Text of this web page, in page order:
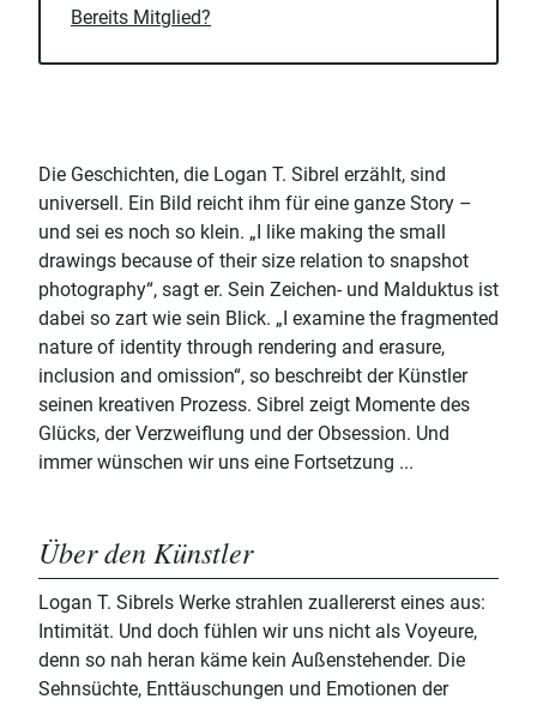
Bereits Mitglied?
Die Geschichten, die Logan T. Sibrel erzählt, sind
universell. Ein Bild reicht ihm für eine ganze Story –
und sei es noch so klein. „I like making the small
drawings because of their size relation to snapshot
photography“, sagt er. Sein Zeichen- und Malduktus ist
dabei so zart wie sein Blick. „I examine the fragmented
nature of identity through rendering and erasure,
inclusion and omission“, so beschreibt der Künstler
seinen kreativen Prozess. Sibrel zeigt Momente des
Glücks, der Verzweiflung und der Obsession. Und
immer wünschen wir uns eine Fortsetzung ...
Über den Künstler
Logan T. Sibrels Werke strahlen zuallererst eines aus:
Intimität. Und doch fühlen wir uns nicht als Voyeure,
denn so nah heran käme kein Außenstehender. Die
Sehnsüchte, Enttäuschungen und Emotionen der